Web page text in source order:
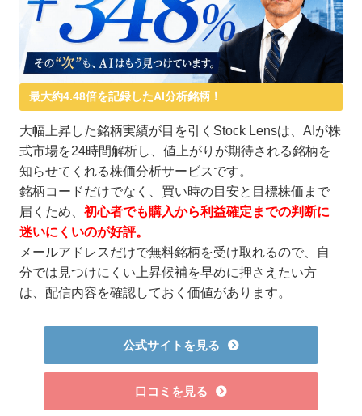
最大約4.48倍を記録したAI分析銘柄！
大幅上昇した銘柄実績が目を引くStock Lensは、AIが株
式市場を24時間解析し、値上がりが期待される銘柄を
知らせてくれる株価分析サービスです。
銘柄コードだけでなく、買い時の目安と目標株価まで
届くため、初心者でも購入から利益確定までの判断に
迷いにくいのが好評。
メールアドレスだけで無料銘柄を受け取れるので、自
分では見つけにくい上昇候補を早めに押さえたい方
は、配信内容を確認しておく価値があります。
公式サイトを見る
口コミを見る